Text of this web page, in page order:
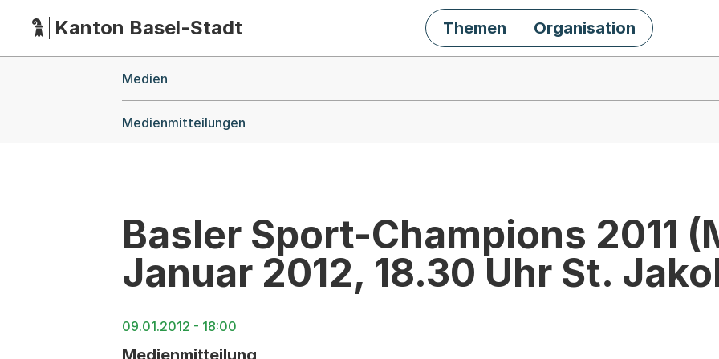
HauptnavigationKanton Basel-Stadt Themen Organisation
Medien
Medienmitteilungen
Basler Sport-Champions 2011
Januar 2012, 18.30 Uhr St.
09.01.2012 - 18:00
Medienmitteilung